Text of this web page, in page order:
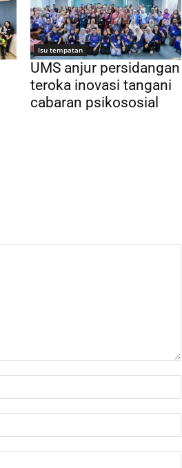
Isu tempatan
UMS anjur persidangan
teroka inovasi tangani
cabaran psikososial